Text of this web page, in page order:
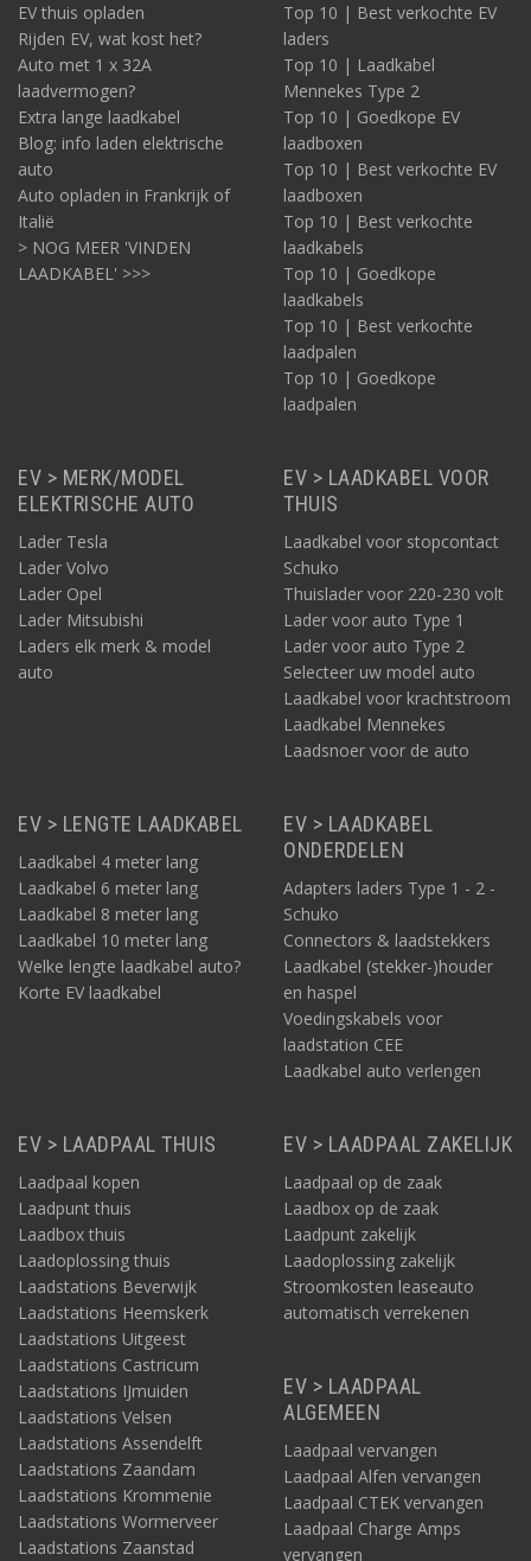
EV thuis opladen
Rijden EV, wat kost het?
Auto met 1 x 32A
laadvermogen?
Extra lange laadkabel
Blog: info laden elektrische
auto
Auto opladen in Frankrijk of
Italië
> NOG MEER 'VINDEN
LAADKABEL' >>>
Top 10 | Best verkochte EV
laders
Top 10 | Laadkabel
Mennekes Type 2
Top 10 | Goedkope EV
laadboxen
Top 10 | Best verkochte EV
laadboxen
Top 10 | Best verkochte
laadkabels
Top 10 | Goedkope
laadkabels
Top 10 | Best verkochte
laadpalen
Top 10 | Goedkope
laadpalen
EV > MERK/MODEL
ELEKTRISCHE AUTO
Lader Tesla
Lader Volvo
Lader Opel
Lader Mitsubishi
Laders elk merk & model
auto
EV > LAADKABEL VOOR
THUIS
Laadkabel voor stopcontact
Schuko
Thuislader voor 220-230 volt
Lader voor auto Type 1
Lader voor auto Type 2
Selecteer uw model auto
Laadkabel voor krachtstroom
Laadkabel Mennekes
Laadsnoer voor de auto
EV > LENGTE LAADKABEL
Laadkabel 4 meter lang
Laadkabel 6 meter lang
Laadkabel 8 meter lang
Laadkabel 10 meter lang
Welke lengte laadkabel auto?
Korte EV laadkabel
EV > LAADKABEL
ONDERDELEN
Adapters laders Type 1 - 2 -
Schuko
Connectors & laadstekkers
Laadkabel (stekker-)houder
en haspel
Voedingskabels voor
laadstation CEE
Laadkabel auto verlengen
EV > LAADPAAL THUIS
Laadpaal kopen
Laadpunt thuis
Laadbox thuis
Laadoplossing thuis
Laadstations Beverwijk
Laadstations Heemskerk
Laadstations Uitgeest
Laadstations Castricum
Laadstations IJmuiden
Laadstations Velsen
Laadstations Assendelft
Laadstations Zaandam
Laadstations Krommenie
Laadstations Wormerveer
Laadstations Zaanstad
EV > LAADPAAL ZAKELIJK
Laadpaal op de zaak
Laadbox op de zaak
Laadpunt zakelijk
Laadoplossing zakelijk
Stroomkosten leaseauto
automatisch verrekenen
EV > LAADPAAL
ALGEMEEN
Laadpaal vervangen
Laadpaal Alfen vervangen
Laadpaal CTEK vervangen
Laadpaal Charge Amps
vervangen